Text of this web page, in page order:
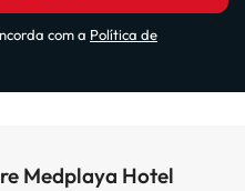
com a Política de
Medplaya Hotel